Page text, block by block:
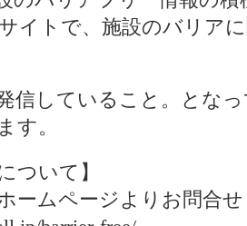
イトで、施設のバリア
信していること。とな
す。
ついて】
ームページよりお問合